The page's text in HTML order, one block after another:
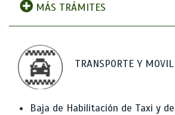
MÁS TRÁMITES
TRANSPORTE Y
Baja de Habilitación de Taxi y